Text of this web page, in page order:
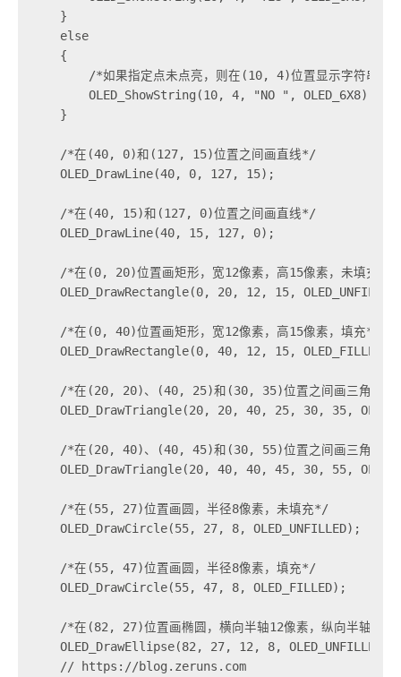
    }
    else
    {
/*如果指定点未点亮，则在(10, 4)位置显示字符串
        OLED_ShowString(10, 4, "NO ", OLED_6X8);
    }
    /*在(40, 0)和(127, 15)位置之间画直线*/
    OLED_DrawLine(40, 0, 127, 15);
    /*在(40, 15)和(127, 0)位置之间画直线*/
    OLED_DrawLine(40, 15, 127, 0);
    /*在(0, 20)位置画矩形，宽12像素，高15像素，未填充*/
OLED_DrawRectangle(0, 20, 12, 15,
    /*在(0, 40)位置画矩形，宽12像素，高15像素，填充*/
    OLED_DrawRectangle(0, 40, 12, 15, OLED_FILLED);
/*在(20, 20)、(40, 25)和(30, 35)位置之间画三角形，
OLED_DrawTriangle(20, 20, 40, 25, 30, 35,
/*在(20, 40)、(40, 45)和(30, 55)位置之间画三角形，
OLED_DrawTriangle(20, 40, 40, 45, 30, 55,
    /*在(55, 27)位置画圆，半径8像素，未填充*/
    OLED_DrawCircle(55, 27, 8, OLED_UNFILLED);
    /*在(55, 47)位置画圆，半径8像素，填充*/
    OLED_DrawCircle(55, 47, 8, OLED_FILLED);
/*在(82, 27)位置画椭圆，横向半轴12像素，纵向半轴8像
    OLED_DrawEllipse(82, 27, 12, 8, OLED_UNFILLED);
    // https://blog.zeruns.com